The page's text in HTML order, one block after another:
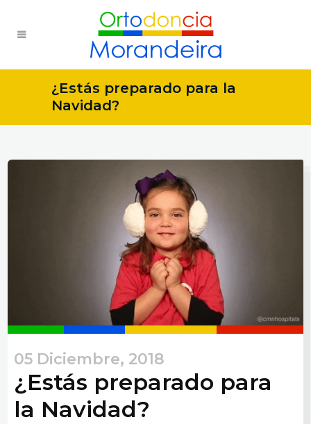
¿Estás preparado para la
Navidad?
05 Diciembre, 2018
¿Estás preparado para
la Navidad?